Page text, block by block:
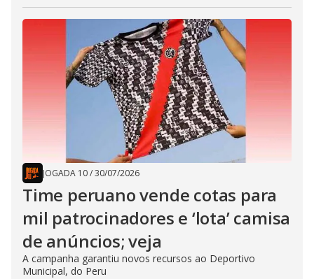
JOGADA 10/30/07/2026
Time peruano vende cotas para
mil patrocinadores e ‘lota’ camisa
de anúncios; veja
A campanha garantiu novos recursos ao Deportivo
Municipal, do Peru